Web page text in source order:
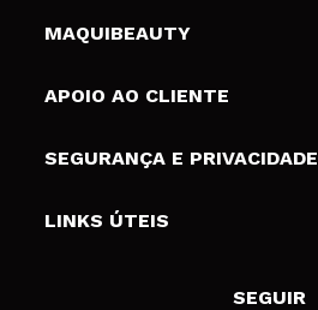
MAQUIBEAUTY
Sobre nós
Gift Cards
APOIO AO CLIENTE
Envios e Devoluções
Formas de pagamento
SEGURANÇA E PRIVACIDADE
Termos e Privacidade
LINKS ÚTEIS
SEGUIR